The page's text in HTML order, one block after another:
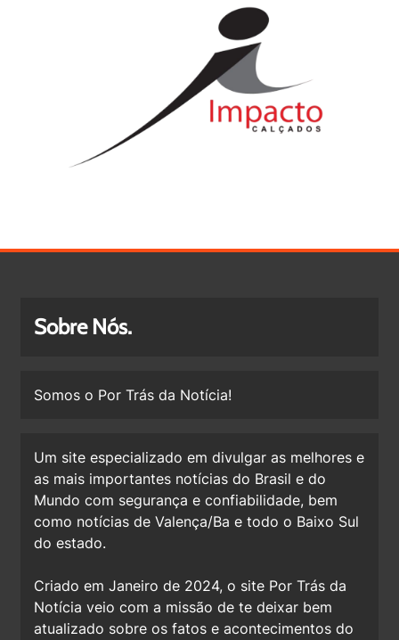
Sobre Nós.
Somos o Por Trás da Notícia!
Um site especializado em divulgar as melhores e
as mais importantes notícias do Brasil e do
Mundo com segurança e confiabilidade, bem
como notícias de Valença/Ba e todo o Baixo Sul
do estado.
Criado em Janeiro de 2024, o site Por Trás da
Notícia veio com a missão de te deixar bem
atualizado sobre os fatos e acontecimentos do